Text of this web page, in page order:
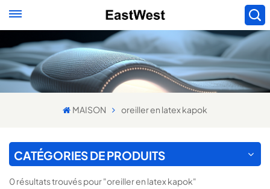
MAISON oreiller en latex kapok
CATÉGORIES DE PRODUITS
0 résultats trouvés pour "oreiller en latex kapok"